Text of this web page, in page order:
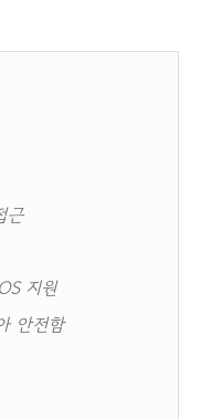
근
지원
안전함